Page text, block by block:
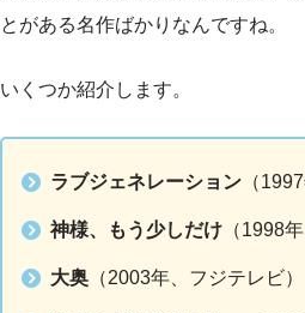
とがある名作ばかりなんですね。
いくつか紹介します。
ラブジェネレーション （
神様、もう少しだけ （1998
大奥 （2003年、フジテレビ）